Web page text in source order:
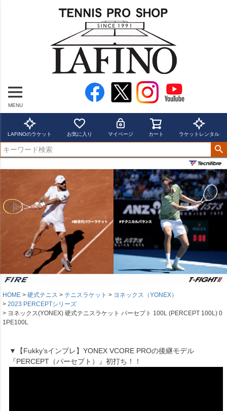
MENU
LAFINOのラケット お気に入り マイページ カート ラケットレンタル
HOME 硬式テニス テニスラケット
ヨネックス（YONEX）
2023 PERCEPTシリーズ
ヨネックス(YONEX) 硬式テニスラケット パーセプト 100L (PERCEPT 100L) 0
1PE100L
▼【Fukky’sインプレ】YONEX VCORE PROの後継モデル
『PERCEPT（パーセプト）』初打ち！！